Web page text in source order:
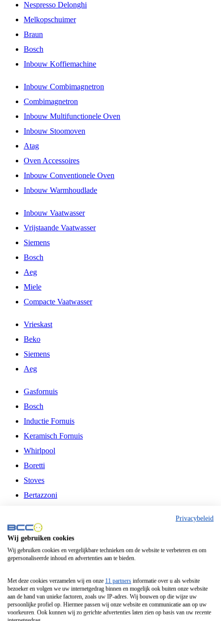
Nespresso Delonghi
Melkopschuimer
Braun
Bosch
Inbouw Koffiemachine
Inbouw Combimagnetron
Combimagnetron
Inbouw Multifunctionele Oven
Inbouw Stoomoven
Atag
Oven Accessoires
Inbouw Conventionele Oven
Inbouw Warmhoudlade
Inbouw Vaatwasser
Vrijstaande Vaatwasser
Siemens
Bosch
Aeg
Miele
Compacte Vaatwasser
Vrieskast
Beko
Siemens
Aeg
Gasfornuis
Bosch
Inductie Fornuis
Keramisch Fornuis
Whirlpool
Boretti
Stoves
Bertazzoni
Fitelli
Airfryer
Frituurpan
Contactgrill
Broodbakmachine
Broodrooster
Privacybeleid
Wij gebruiken cookies
Wij gebruiken cookies en vergelijkbare technieken om de website te verbeteren en om
gepersonaliseerde inhoud en advertenties aan te bieden.
Met deze cookies verzamelen wij en onze 11 partners informatie over u als website
bezoeker en volgen we uw internetgedrag binnen en mogelijk ook buiten onze website
aan de hand van unieke factoren, zoals uw IP-adres. Wij bouwen op die wijze uw
persoonlijke profiel op. Hiermee passen wij onze website en communicatie aan op uw
voorkeuren. Ook kunnen wij zo gerichte advertenties laten zien op basis van uw recente